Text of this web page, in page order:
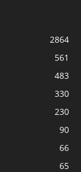
2864
561
483
330
230
90
66
65